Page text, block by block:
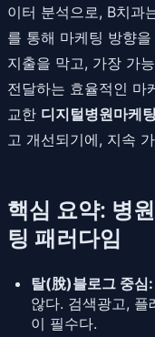
이터 분석으로, B치과
를 통해 마케팅 방향
지출을 막고, 가장 가
전달하는 효율적인 마
교한 디지털병원마케팅
고 개선되기에, 지속
핵심 요약: 병
팅 패러다임
탈(脫)블로그 중심:
않다. 검색광고,
이 필수다.